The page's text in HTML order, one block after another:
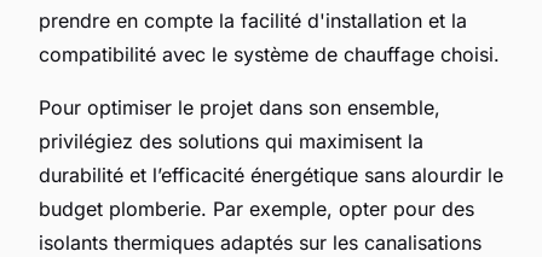
prendre en compte la facilité d'installation et la
compatibilité avec le système de chauffage choisi.
Pour optimiser le projet dans son ensemble,
privilégiez des solutions qui maximisent la
durabilité et l’efficacité énergétique sans alourdir le
budget plomberie. Par exemple, opter pour des
isolants thermiques adaptés sur les canalisations